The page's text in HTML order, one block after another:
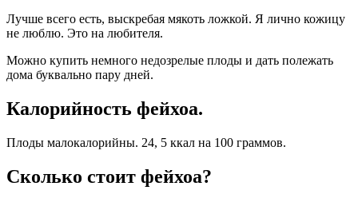
Лучше всего есть, выскребая мякоть ложкой. Я лично кожицу
не люблю. Это на любителя.
Можно купить немного недозрелые плоды и дать полежать
дома буквально пару дней.
Калорийность фейхоа.
Плоды малокалорийны. 24, 5 ккал на 100 граммов.
Сколько стоит фейхоа?